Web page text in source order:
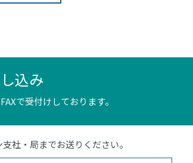
込み
で受付けしております。
社・局までお送りください。